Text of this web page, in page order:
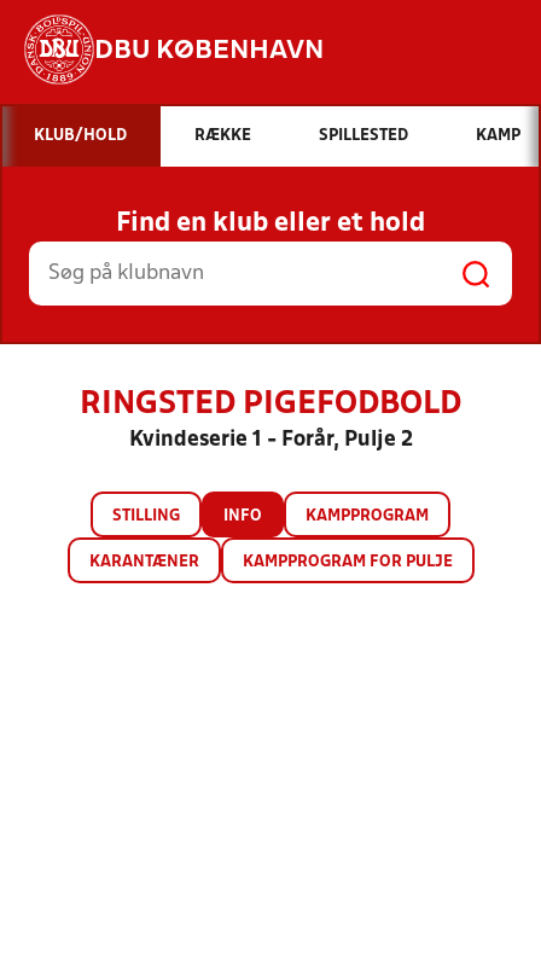
DBU KØBENHAVN
Hvad vil du søge efter?
INDHOLD OG NYHEDER
STILLINGER, RESULTATER, KLUBBER OG
HOLD
KLUB/HOLD RÆKKE SPILLESTED KAMP
Find en klub eller et hold
RINGSTED PIGEFODBOLD
Kvindeserie 1 - Forår, Pulje 2
STILLING INFO KAMPPROGRAM
KARANTÆNER KAMPPROGRAM FOR PULJE